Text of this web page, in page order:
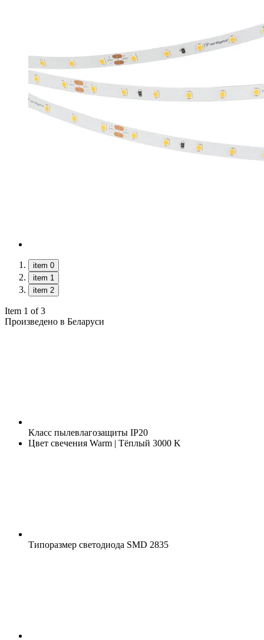
item 0
item 1
item 2
Item 1 of 3
Произведено в Беларуси
Класс пылевлагозащиты IP20
Цвет свечения Warm | Тёплый 3000 K
Типоразмер светодиода SMD 2835